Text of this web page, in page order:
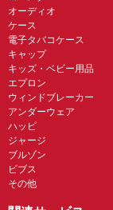
オーディオ
ケース
電子タバコケース
キャップ
キッズ・ベビー用品
エプロン
ウィンドブレーカー
アンダーウェア
ハッピ
ジャージ
ブルゾン
ビブス
その他